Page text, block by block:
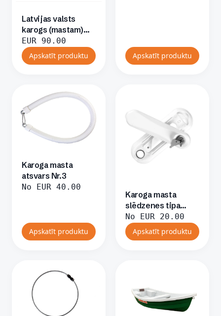
Latvijas valsts
karogs (mastam)
2x4m, poliesters
EUR 90.00
Apskatīt produktu
Apskatīt produktu
Karoga masta
atsvars Nr.3
No EUR 40.00
Apskatīt produktu
Karoga masta
slēdzenes tipa
auklas fiksācijas
sistēma
No EUR 20.00
Apskatīt produktu